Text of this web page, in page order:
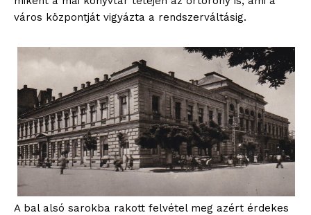
város központját vigyázta a rendszerváltásig.
A bal alsó sarokba rakott felvétel meg azért érdekes